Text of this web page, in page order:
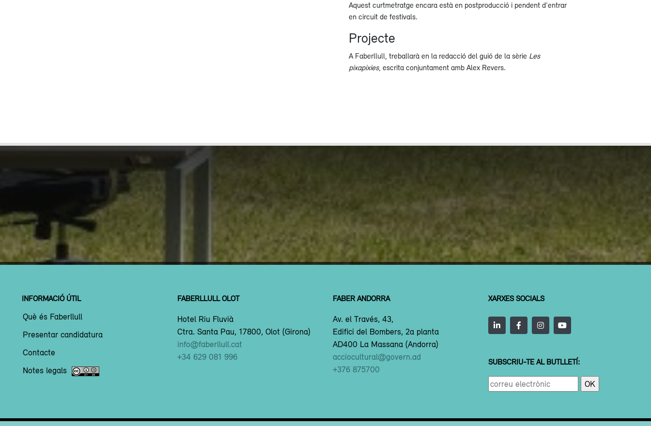
Aquest curtmetratge encara està en postproducció i pendent d'entrar
en circuit de festivals.
Projecte
A Faberllull, treballarà en la redacció del guió de la sèrie Les
pixapixies, escrita conjuntament amb Alex Revers.
INFORMACIÓ ÚTIL
Què és Faberllull
Presentar candidatura
Contacte
Notes legals
FABERLLULL OLOT
Hotel Riu Fluvià
Ctra. Santa Pau, 17800, Olot (Girona)
info@faberllull.cat
+34 629 081 996
FABER ANDORRA
Av. el Través, 43,
Edifici del Bombers, 2a planta
AD400 La Massana (Andorra)
acciocultural@govern.ad
+376 875700
XARXES SOCIALS
SUBSCRIU-TE AL BUTLLETÍ: